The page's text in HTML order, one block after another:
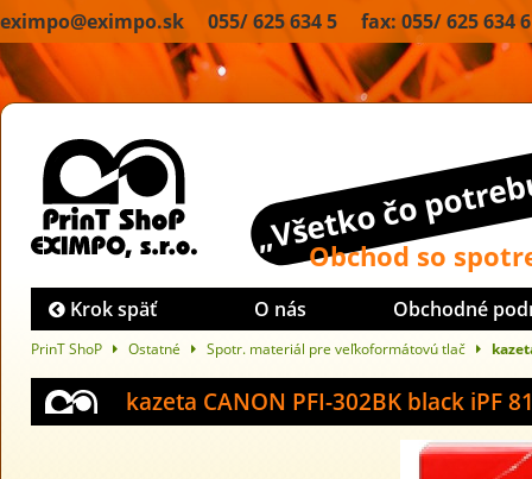
eximpo@eximpo.sk 055/ 625 634 5 fax: 055/ 625 634 6
„Všetko čo
Obchod so
Krok späť O nás Obchodné
PrinT ShoP Ostatné Spotr. materiál pre veľkoformátovú tlač
kazeta CANON PFI-302BK black iPF